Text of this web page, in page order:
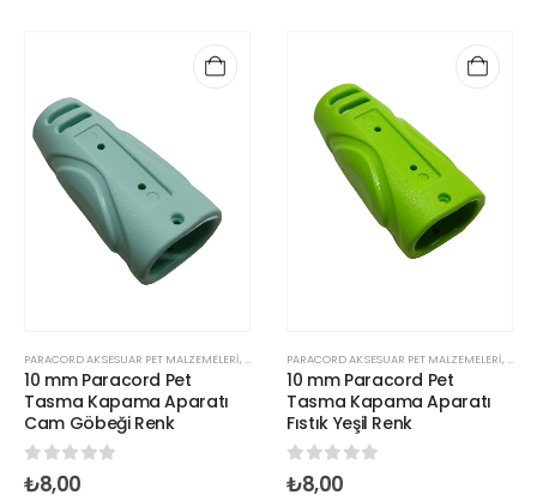
PARACORD AKSESUAR PET MALZEMELERİ,PARACORD KLİPS VE KİLİTLER,PARACORD STOPER KLIPS
10 mm Paracord Pet
Tasma Kapama Aparatı
Cam Göbeği Renk
0 out of 5
₺8,00
PARACORD AKSESUAR PET MALZEMELERİ,
10 mm Paracord Pet
Tasma Kapama Aparatı
Fıstık Yeşil Renk
0 out of 5
₺8,00